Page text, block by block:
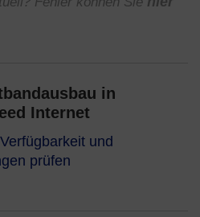
in
Internet
und
prüfen